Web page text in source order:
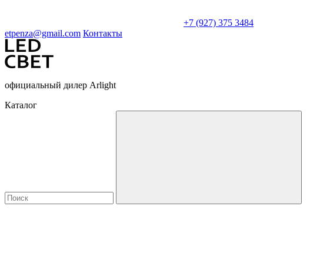
+7 (927) 375 3484
etpenza@gmail.com Контакты
официальный дилер Arlight
Каталог